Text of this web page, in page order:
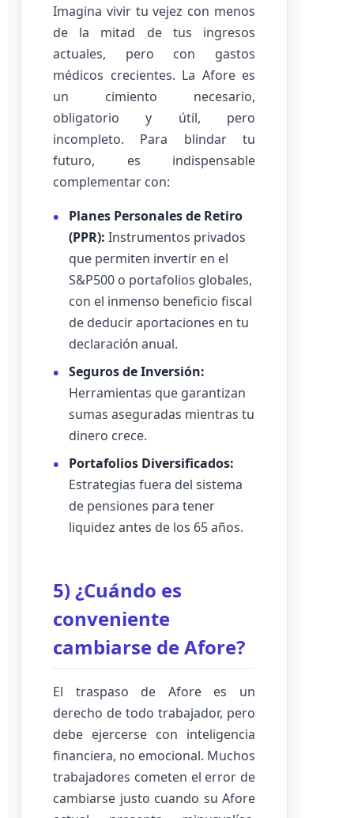
Imagina vivir tu vejez con menos
de la mitad de tus ingresos
actuales, pero con gastos
médicos crecientes. La Afore es
un cimiento necesario,
obligatorio y útil, pero
incompleto. Para blindar tu
futuro, es indispensable
complementar con:
Planes Personales de Retiro
(PPR): Instrumentos privados
que permiten invertir en el
S&P500 o portafolios globales,
con el inmenso beneficio fiscal
de deducir aportaciones en tu
declaración anual.
Seguros de Inversión:
Herramientas que garantizan
sumas aseguradas mientras tu
dinero crece.
Portafolios Diversificados:
Estrategias fuera del sistema
de pensiones para tener
liquidez antes de los 65 años.
5) ¿Cuándo es
conveniente
cambiarse de Afore?
El traspaso de Afore es un
derecho de todo trabajador, pero
debe ejercerse con inteligencia
financiera, no emocional. Muchos
trabajadores cometen el error de
cambiarse justo cuando su Afore